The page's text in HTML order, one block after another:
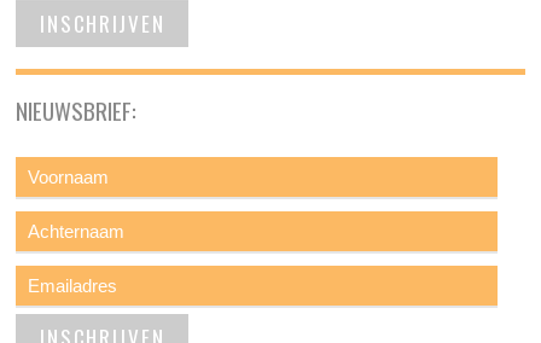
NIEUWSBRIEF: